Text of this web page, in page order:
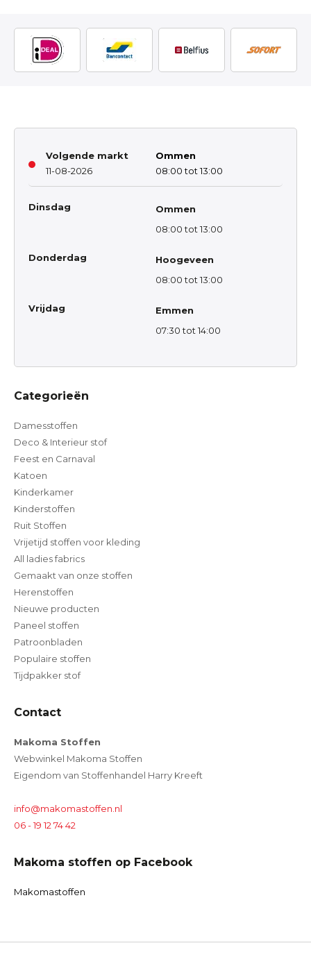
Volgende markt
11-08-2026
Ommen
08:00 tot 13:00
Dinsdag
Ommen
08:00 tot 13:00
Donderdag
Hoogeveen
08:00 tot 13:00
Vrijdag
Emmen
07:30 tot 14:00
Categorieën
Damesstoffen
Deco & Interieur stof
Feest en Carnaval
Katoen
Kinderkamer
Kinderstoffen
Ruit Stoffen
Vrijetijd stoffen voor kleding
All ladies fabrics
Gemaakt van onze stoffen
Herenstoffen
Nieuwe producten
Paneel stoffen
Patroonbladen
Populaire stoffen
Tijdpakker stof
Contact
Makoma Stoffen
Webwinkel Makoma Stoffen
Eigendom van Stoffenhandel Harry Kreeft
info@makomastoffen.nl
06 - 19 12 74 42
Makoma stoffen op Facebook
Makomastoffen